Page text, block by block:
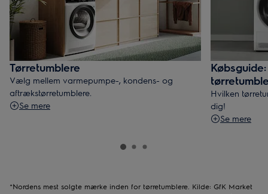
Tørretumblere
Vælg mellem varmepumpe-, kondens- og
aftrækstørretumblere.
Se mere
Hvilken
dig!
Se mere
*Nordens mest solgte mærke inden for tørretumblere. Kilde: GfK Market